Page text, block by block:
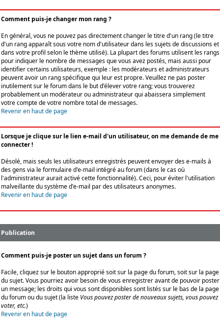
Comment puis-je changer mon rang ?
En général, vous ne pouvez pas directement changer le titre d'un rang (le titre
d'un rang apparaît sous votre nom d'utilisateur dans les sujets de discussions et
dans votre profil selon le thème utilisé). La plupart des forums utilisent les rangs
pour indiquer le nombre de messages que vous avez postés, mais aussi pour
identifier certains utilisateurs, exemple : les modérateurs et administrateurs
peuvent avoir un rang spécifique qui leur est propre. Veuillez ne pas poster
inutilement sur le forum dans le but d'élever votre rang; vous trouverez
probablement un modérateur ou administrateur qui abaissera simplement
votre compte de votre nombre total de messages.
Revenir en haut de page
Lorsque je clique sur le lien e-mail d'un utilisateur, on me demande de me
connecter !
Désolé, mais seuls les utilisateurs enregistrés peuvent envoyer des e-mails à
des gens via le formulaire d'e-mail intégré au forum (dans le cas où
l'administrateur aurait activé cette fonctionnalité). Ceci, pour éviter l'utilisation
malveillante du système d'e-mail par des utilisateurs anonymes.
Revenir en haut de page
Publication
Comment puis-je poster un sujet dans un forum ?
Facile, cliquez sur le bouton approprié soit sur la page du forum, soit sur la page
du sujet. Vous pourriez avoir besoin de vous enregistrer avant de pouvoir poster
un message; les droits qui vous sont disponibles sont listés sur le bas de la page
du forum ou du sujet (la liste Vous pouvez poster de nouveaux sujets, vous pouvez
voter, etc.)
Revenir en haut de page